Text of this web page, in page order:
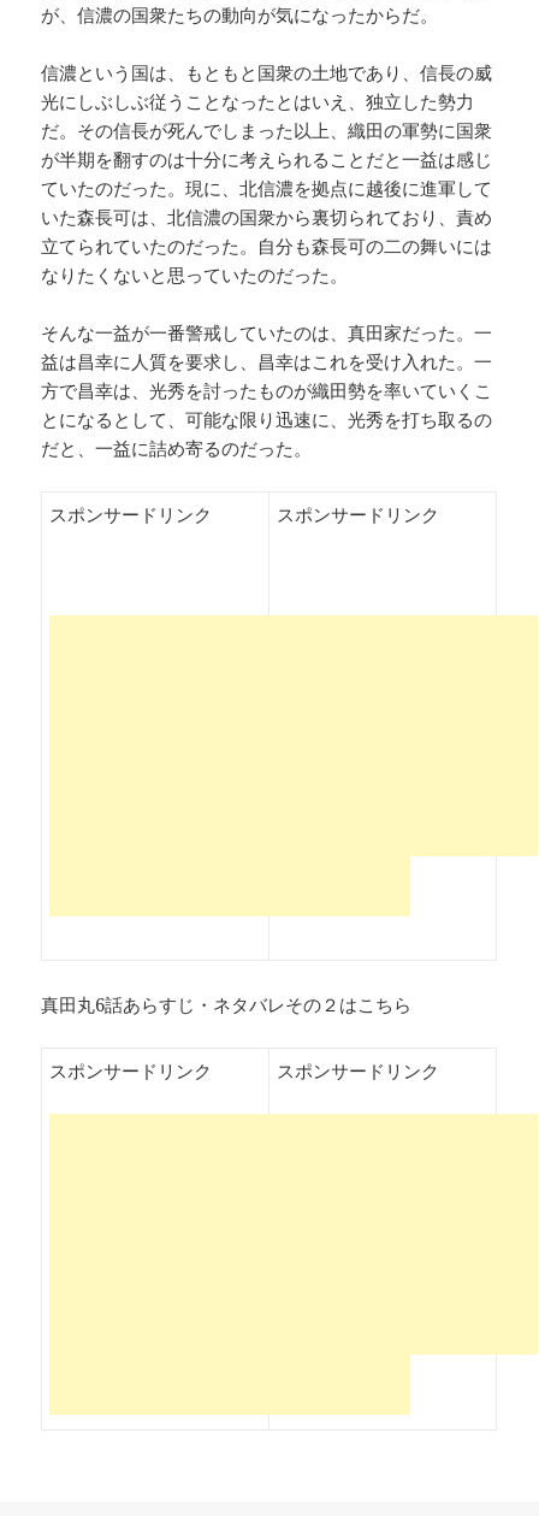
が、信濃の国衆たちの動向が気になったからだ。
信濃という国は、もともと国衆の土地であり、信長の威
光にしぶしぶ従うことなったとはいえ、独立した勢力
だ。その信長が死んでしまった以上、織田の軍勢に国衆
が半期を翻すのは十分に考えられることだと一益は感じ
ていたのだった。現に、北信濃を拠点に越後に進軍して
いた森長可は、北信濃の国衆から裏切られており、責め
立てられていたのだった。自分も森長可の二の舞いには
なりたくないと思っていたのだった。
そんな一益が一番警戒していたのは、真田家だった。一
益は昌幸に人質を要求し、昌幸はこれを受け入れた。一
方で昌幸は、光秀を討ったものが織田勢を率いていくこ
とになるとして、可能な限り迅速に、光秀を打ち取るの
だと、一益に詰め寄るのだった。
スポンサードリンク スポンサードリンク
真田丸6話あらすじ・ネタバレその２はこちら
スポンサードリンク スポンサードリンク